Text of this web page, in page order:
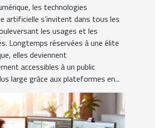
les technologies
artificielle s’invitent dans tous les
les usages et les
Longtemps réservées à une élite
elles deviennent
accessibles à un public
large grâce aux plateformes en...